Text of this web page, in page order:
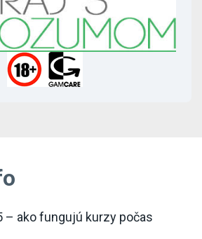
– ako fungujú kurzy počas